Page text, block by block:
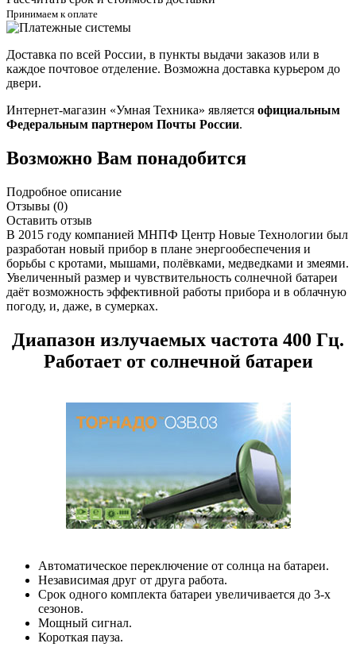
Принимаем к оплате
Доставка по всей России, в пункты выдачи заказов или в
каждое почтовое отделение. Возможна доставка курьером до
двери.
Интернет-магазин «Умная Техника» является официальным
Федеральным партнером Почты России.
Возможно Вам понадобится
Подробное описание
Отзывы (0)
Оставить отзыв
В 2015 году компанией МНПФ Центр Новые Технологии был
разработан новый прибор в плане энергообеспечения и
борьбы с кротами, мышами, полёвками, медведками и змеями.
Увеличенный размер и чувствительность солнечной батареи
даёт возможность эффективной работы прибора и в облачную
погоду, и, даже, в сумерках.
Диапазон излучаемых частота 400 Гц.
Работает от солнечной батареи
Автоматическое переключение от солнца на батареи.
Независимая друг от друга работа.
Срок одного комплекта батареи увеличивается до 3-х
сезонов.
Мощный сигнал.
Короткая пауза.